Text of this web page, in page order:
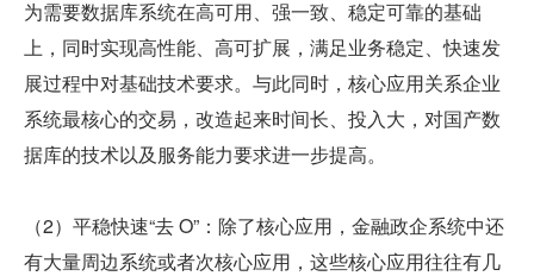
为需要数据库系统在高可用、强一致、稳定可靠的基础
上，同时实现高性能、高可扩展，满足业务稳定、快速发
展过程中对基础技术要求。与此同时，核心应用关系企业
系统最核心的交易，改造起来时间长、投入大，对国产数
据库的技术以及服务能力要求进一步提高。
（2）平稳快速“去 O”：除了核心应用，金融政企系统中还
有大量周边系统或者次核心应用，这些核心应用往往有几